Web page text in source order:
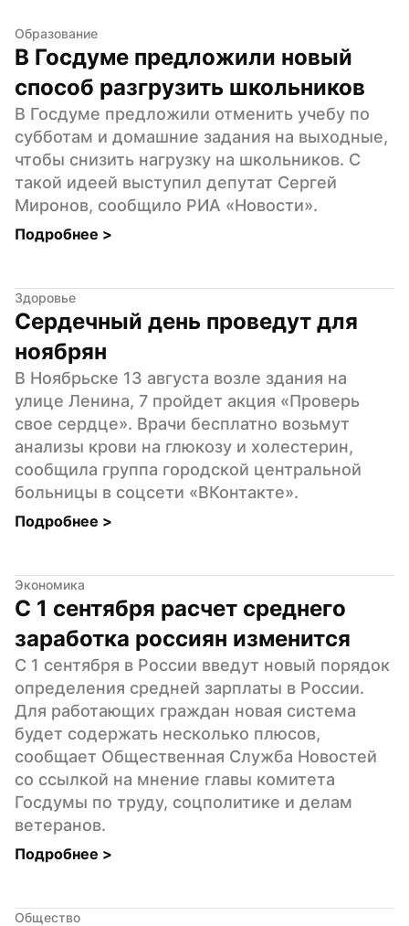
Образование
В Госдуме предложили новый
способ разгрузить школьников
В Госдуме предложили отменить учебу по
субботам и домашние задания на выходные,
чтобы снизить нагрузку на школьников. С
такой идеей выступил депутат Сергей
Миронов, сообщило РИА «Новости».
Подробнее >
Здоровье
Сердечный день проведут для
ноябрян
В Ноябрьске 13 августа возле здания на
улице Ленина, 7 пройдет акция «‎Проверь
свое сердце». Врачи бесплатно возьмут
анализы крови на глюкозу и холестерин,
сообщила группа городской центральной
больницы в соцсети «ВКонтакте».
Подробнее >
Экономика
С 1 сентября расчет среднего
заработка россиян изменится
С 1 сентября в России введут новый порядок
определения средней зарплаты в России.
Для работающих граждан новая система
будет содержать несколько плюсов,
сообщает Общественная Служба Новостей
со ссылкой на мнение главы комитета
Госдумы по труду, соцполитике и делам
ветеранов.
Подробнее >
Общество